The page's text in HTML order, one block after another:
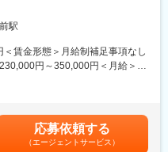
を超えると安定企業といわれ
備分野は平均20時間/月（2022年
上（全国の平均勤続年数は12年
能な環境が整っています。
・見積もり取得・導入～稼働ま
スや改修、修繕、故障時の修理
出張により定期監査あり）
～試運転、定期メンテナンス
駅
賃金形態＞月給制補足事項なし
円～350,000円＜月給＞
の金額であり、選考を通じて上
額)は固定手当を含めた表記で
応募依頼する
（エージェントサービス）